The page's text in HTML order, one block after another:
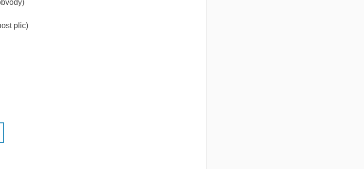
plic)